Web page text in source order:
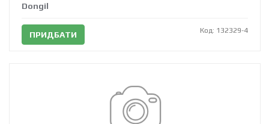
Dongil
ПРИДБАТИ Код: 132329-4